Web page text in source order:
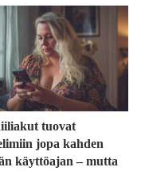
tuovat
jopa kahden
käyttöajan – mutta